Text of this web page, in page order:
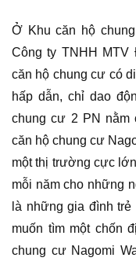
Ở Khu căn hộ
Công ty TNHH
căn hộ chung cư có
hấp dẫn, chỉ dao
chung cư 2 PN nằm
căn hộ chung cư
một thị trường cực
mỗi năm cho những
là những gia đình
muốn tìm một chốn
chung cư Nagomi